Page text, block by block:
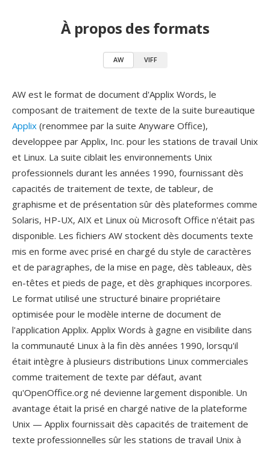
À propos des formats
AW VIFF
AW est le format de document d'Applix Words, le
composant de traitement de texte de la suite bureautique
Applix (renommee par la suite Anyware Office),
developpee par Applix, Inc. pour les stations de travail Unix
et Linux. La suite ciblait les environnements Unix
professionnels durant les années 1990, fournissant dès
capacités de traitement de texte, de tableur, de
graphisme et de présentation sûr dès plateformes comme
Solaris, HP-UX, AIX et Linux où Microsoft Office n'était pas
disponible. Les fichiers AW stockent dès documents texte
mis en forme avec prisé en chargé du style de caractères
et de paragraphes, de la mise en page, dès tableaux, dès
en-têtes et pieds de page, et dès graphiques incorpores.
Le format utilisé une structuré binaire propriétaire
optimisée pour le modèle interne de document de
l'application Applix. Applix Words à gagne en visibilite dans
la communauté Linux à la fin dès années 1990, lorsqu'il
était intègre à plusieurs distributions Linux commerciales
comme traitement de texte par défaut, avant
qu'OpenOffice.org né devienne largement disponible. Un
avantage était la prisé en chargé native de la plateforme
Unix — Applix fournissait dès capacités de traitement de
texte professionnelles sûr les stations de travail Unix à